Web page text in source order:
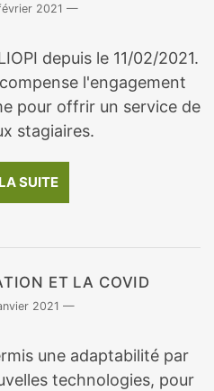
2021
depuis le 11/02/2021.
l'engagement
pour offrir un service de
stagiaires.
SUITE
ET LA COVID
2021
une adaptabilité par
technologies, pour